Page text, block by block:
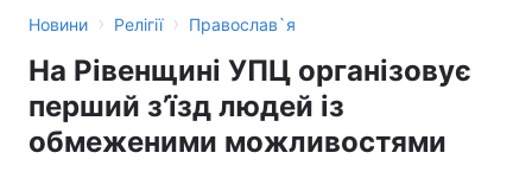
Новини › Релігії › Православ`я
На Рівенщині УПЦ організовує
перший з’їзд людей із
обмеженими можливостями